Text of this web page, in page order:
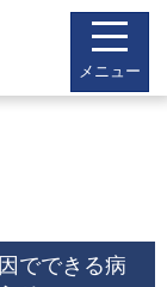
メニュー
でできる病